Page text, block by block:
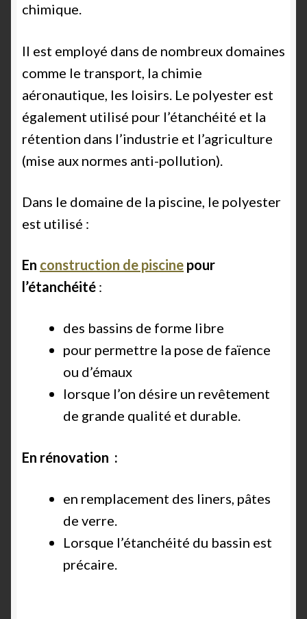
chimique.
Il est employé dans de nombreux domaines
comme le transport, la chimie
aéronautique, les loisirs. Le polyester est
également utilisé pour l’étanchéité et la
rétention dans l’industrie et l’agriculture
(mise aux normes anti-pollution).
Dans le domaine de la piscine, le polyester
est utilisé :
En construction de piscine pour
l’étanchéité :
des bassins de forme libre
pour permettre la pose de faïence
ou d’émaux
lorsque l’on désire un revêtement
de grande qualité et durable.
En rénovation :
en remplacement des liners, pâtes
de verre.
Lorsque l’étanchéité du bassin est
précaire.